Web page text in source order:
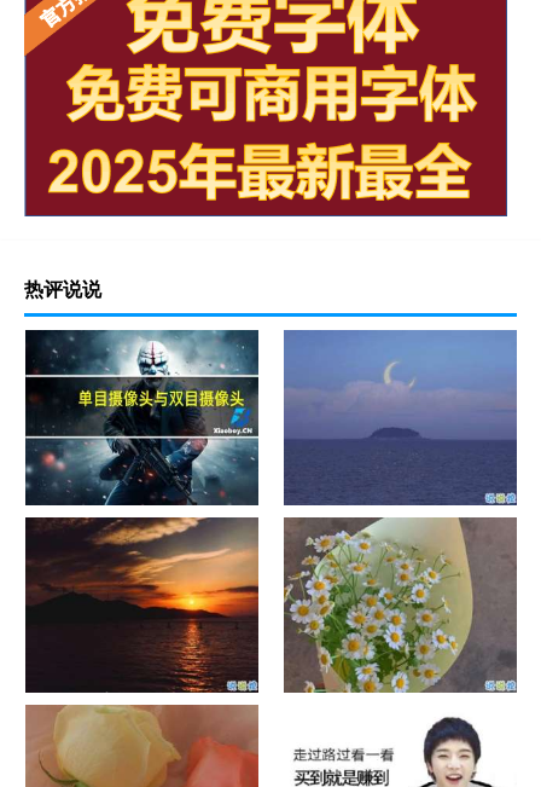
热评说说
单目摄像头与双目摄像头
晚安励志语录带图片 晚安心语
励志鸡汤
日出文案温柔句子 看日出的微
信说说配图
晒风景照的唯美说说配图 适合
发风景的朋友圈文案